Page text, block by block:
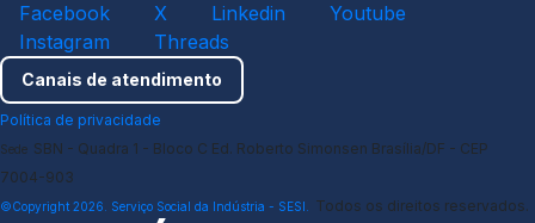
Facebook
X Linkedin
Youtube
Instagram
Threads
Canais de atendimento
Política de privacidade
Sede SBN - Quadra 1 - Bloco C Ed. Roberto Simonsen Brasília/DF - CEP
7004-903
©Copyright 2026. Serviço Social da Indústria - SESI. Todos os direitos reservados.